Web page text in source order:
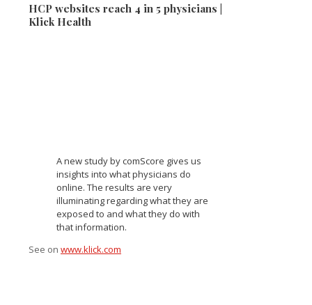
HCP websites reach 4 in 5 physicians |
Klick Health
A new study by comScore gives us
insights into what physicians do
online. The results are very
illuminating regarding what they are
exposed to and what they do with
that information.
See on www.klick.com